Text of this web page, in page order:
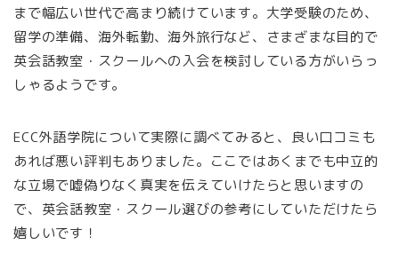
まで幅広い世代で高まり続けています。大学受験のため、
留学の準備、海外転勤、海外旅行など、さまざまな目的で
英会話教室・スクールへの入会を検討している方がいらっ
しゃるようです。
ECC外語学院について実際に調べてみると、良い口コミも
あれば悪い評判もありました。ここではあくまでも中立的
な立場で嘘偽りなく真実を伝えていけたらと思いますの
で、英会話教室・スクール選びの参考にしていただけたら
嬉しいです！